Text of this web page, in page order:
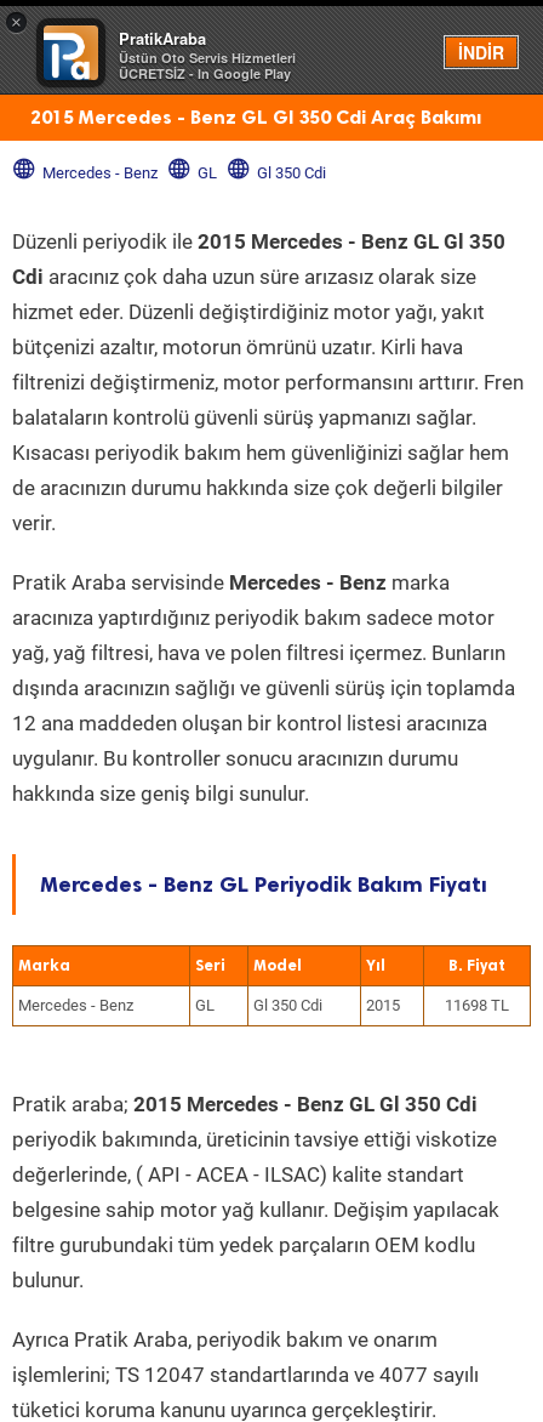
×
PratikAraba
Üstün Oto Servis Hizmetleri
ÜCRETSİZ - In Google Play
İNDİR
Menü
2015 Mercedes - Benz GL Gl 350 Cdi Araç Bakımı
Mercedes - Benz GL Gl 350 Cdi
Düzenli periyodik ile 2015 Mercedes - Benz GL Gl 350
Cdi aracınız çok daha uzun süre arızasız olarak size
hizmet eder. Düzenli değiştirdiğiniz motor yağı, yakıt
bütçenizi azaltır, motorun ömrünü uzatır. Kirli hava
filtrenizi değiştirmeniz, motor performansını arttırır. Fren
balataların kontrolü güvenli sürüş yapmanızı sağlar.
Kısacası periyodik bakım hem güvenliğinizi sağlar hem
de aracınızın durumu hakkında size çok değerli bilgiler
verir.
Pratik Araba servisinde Mercedes - Benz marka
aracınıza yaptırdığınız periyodik bakım sadece motor
yağ, yağ filtresi, hava ve polen filtresi içermez. Bunların
dışında aracınızın sağlığı ve güvenli sürüş için toplamda
12 ana maddeden oluşan bir kontrol listesi aracınıza
uygulanır. Bu kontroller sonucu aracınızın durumu
hakkında size geniş bilgi sunulur.
Mercedes - Benz GL Periyodik Bakım Fiyatı
Marka Seri Model Yıl
Mercedes - Benz GL Gl 350 Cdi 2015 11698 TL
Pratik araba; 2015 Mercedes - Benz GL Gl 350 Cdi
periyodik bakımında, üreticinin tavsiye ettiği viskotize
değerlerinde, ( API - ACEA - ILSAC) kalite standart
belgesine sahip motor yağ kullanır. Değişim yapılacak
filtre gurubundaki tüm yedek parçaların OEM kodlu
bulunur.
Ayrıca Pratik Araba, periyodik bakım ve onarım
işlemlerini; TS 12047 standartlarında ve 4077 sayılı
tüketici koruma kanunu uyarınca gerçekleştirir.